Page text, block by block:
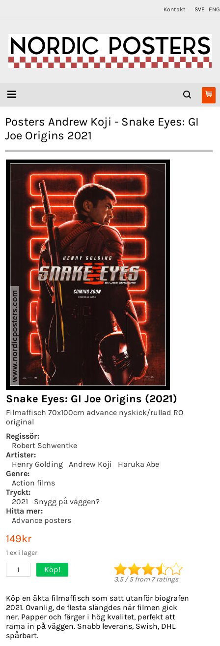
Kontakt SVE ENG
Posters Andrew Koji - Snake Eyes: GI
Joe Origins 2021
Snake Eyes: GI Joe Origins (2021)
Filmaffisch 70x100cm advance nyskick/rullad RO
original
Regissör:
Robert Schwentke
Artister:
Henry Golding
Andrew Koji
Haruka Abe
Genre:
Action films
Tryckt:
2021
Snygg på väggen?
Hitta mer:
Advance posters
149kr
1 ex i lager
1 Köp!
3.5/5from 7ratings
Köp en äkta filmaffisch som satt utanför biografen
2021. Ovanlig, de flesta slängdes när filmen gick
ner. Papper och färger i hög kvalitet, perfekt att
rama in på väggen. Snabb leverans, Swish, DHL
spårbart.